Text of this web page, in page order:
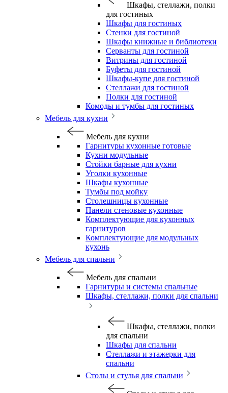
Шкафы, стеллажи, полки
для гостиных
Шкафы для гостиных
Стенки для гостиной
Шкафы книжные и библиотеки
Серванты для гостиной
Витрины для гостиной
Буфеты для гостиной
Шкафы-купе для гостиной
Стеллажи для гостиной
Полки для гостиной
Комоды и тумбы для гостиных
Мебель для кухни
Мебель для кухни
Гарнитуры кухонные готовые
Кухни модульные
Стойки барные для кухни
Уголки кухонные
Шкафы кухонные
Тумбы под мойку
Столешницы кухонные
Панели стеновые кухонные
Комплектующие для кухонных
гарнитуров
Комплектующие для модульных
кухонь
Мебель для спальни
Мебель для спальни
Гарнитуры и системы спальные
Шкафы, стеллажи, полки для спальни
Шкафы, стеллажи, полки
для спальни
Шкафы для спальни
Стеллажи и этажерки для
спальни
Столы и стулья для спальни